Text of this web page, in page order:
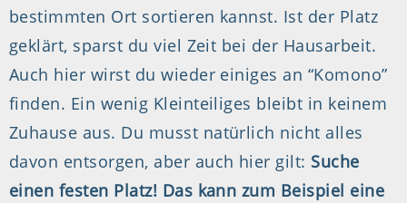
bestimmten Ort sortieren kannst. Ist der Platz
geklärt, sparst du viel Zeit bei der Hausarbeit.
Auch hier wirst du wieder einiges an “Komono”
finden. Ein wenig Kleinteiliges bleibt in keinem
Zuhause aus. Du musst natürlich nicht alles
davon entsorgen, aber auch hier gilt: Suche
einen festen Platz! Das kann zum Beispiel eine